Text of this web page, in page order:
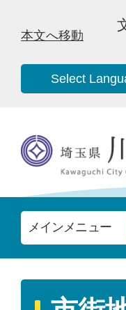
本文へ移動
Select
メインメニュー